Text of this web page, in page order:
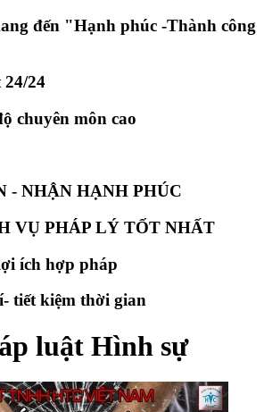
đến "Hạnh phúc -Thành công
24
chuyên môn cao
- NHẬN HẠNH PHÚC
VỤ PHÁP LÝ TỐT NHẤT
ích hợp pháp
tiết kiệm thời gian
luật Hình sự